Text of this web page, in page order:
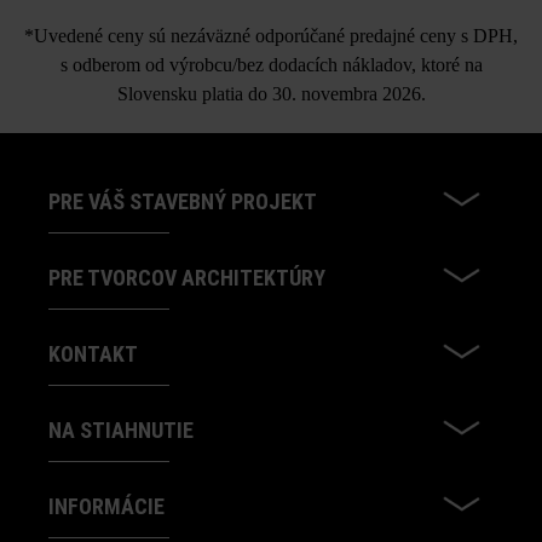
*Uvedené ceny sú nezáväzné odporúčané predajné ceny s DPH,
s odberom od výrobcu/bez dodacích nákladov, ktoré na
Slovensku platia do 30. novembra 2026.
PRE VÁŠ STAVEBNÝ PROJEKT
PRE TVORCOV ARCHITEKTÚRY
KONTAKT
NA STIAHNUTIE
INFORMÁCIE